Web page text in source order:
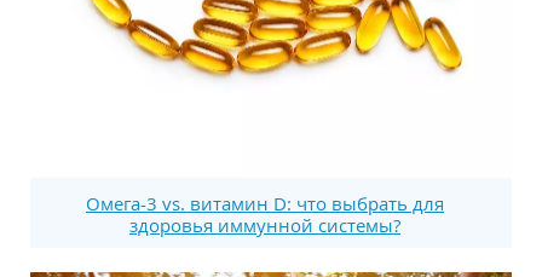
Омега-3 vs. витамин D: что выбрать для
здоровья иммунной системы?